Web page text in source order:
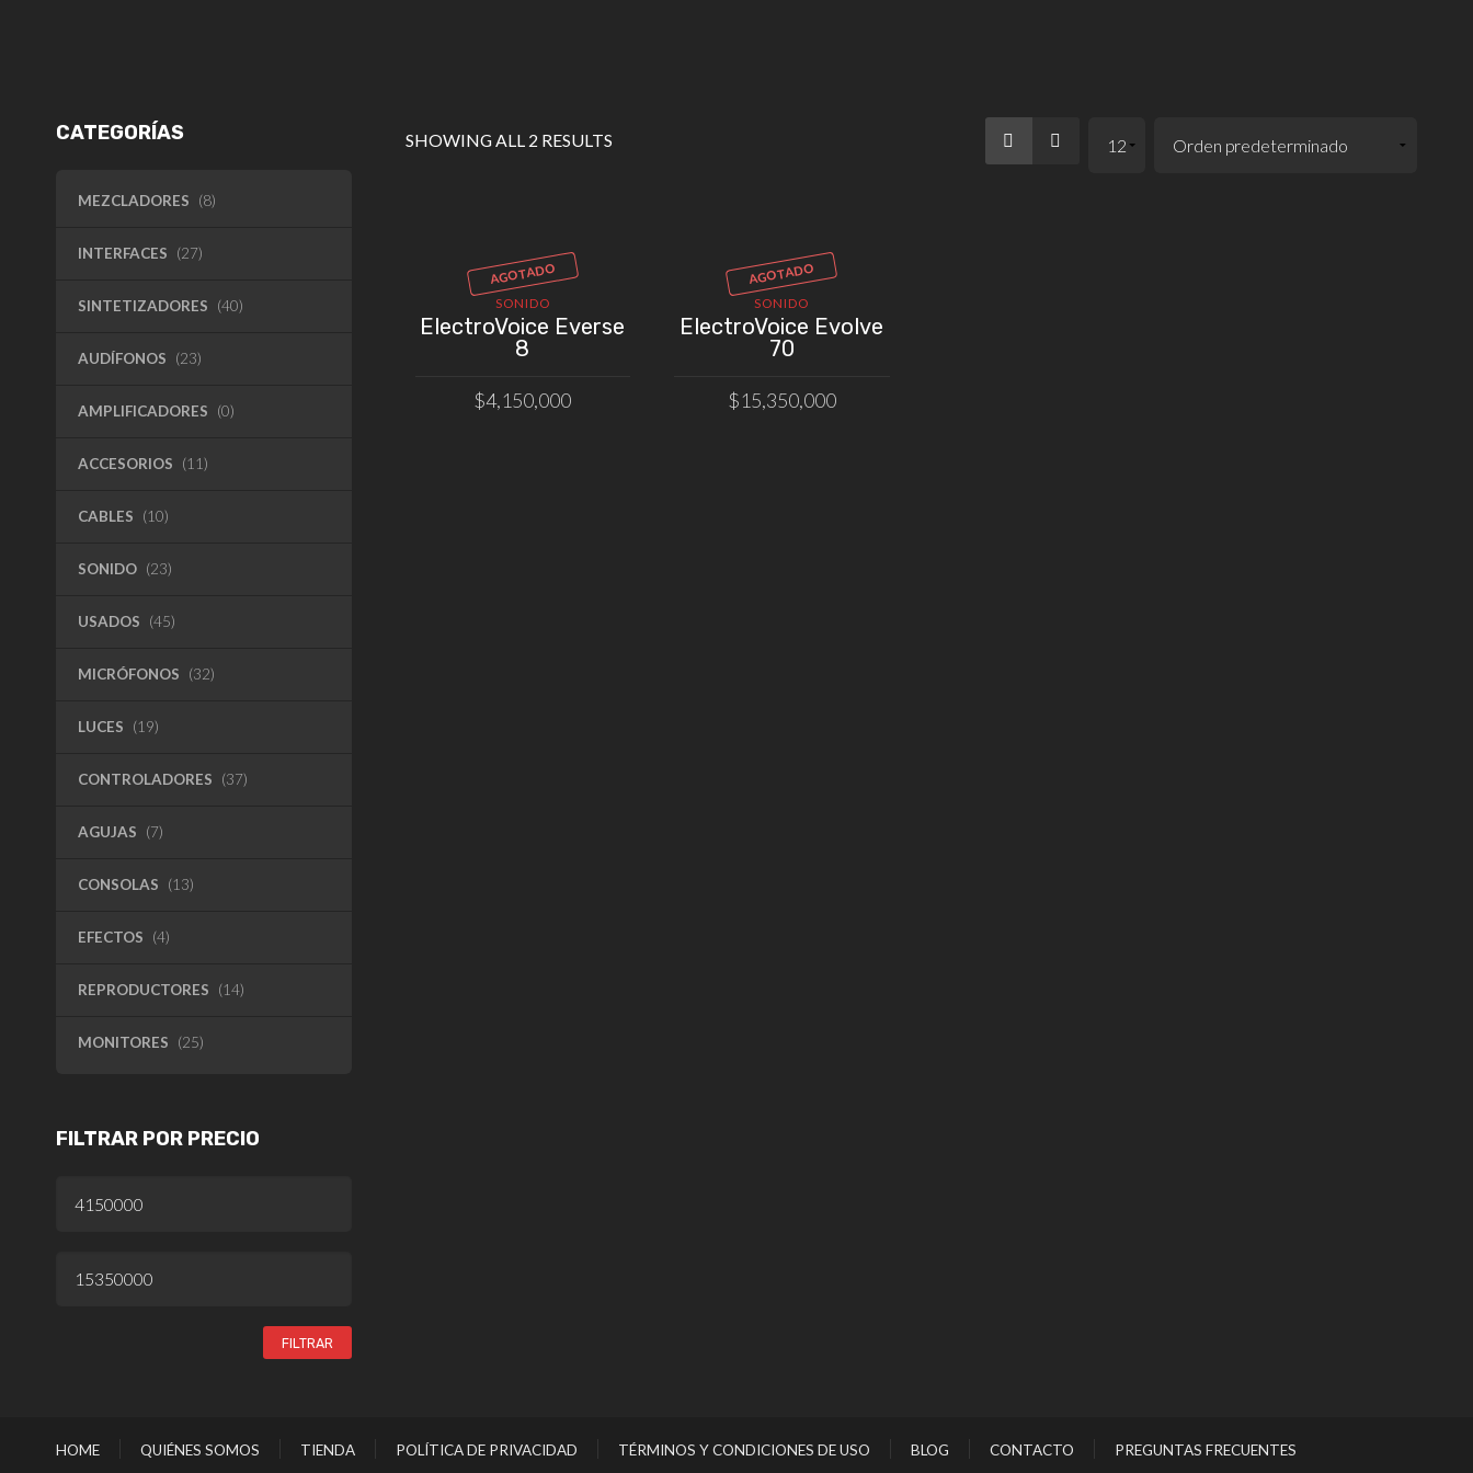
CATEGORÍAS
MEZCLADORES (8)
INTERFACES (27)
SINTETIZADORES (40)
AUDÍFONOS (23)
AMPLIFICADORES (0)
ACCESORIOS (11)
CABLES (10)
SONIDO (23)
USADOS (45)
MICRÓFONOS (32)
LUCES (19)
CONTROLADORES (37)
AGUJAS (7)
CONSOLAS (13)
EFECTOS (4)
REPRODUCTORES (14)
MONITORES (25)
FILTRAR POR PRECIO
MÍNIMO
MÁXIMO
FILTRAR
SHOWING ALL 2 RESULTS
AGOTADO
SONIDO
ElectroVoice Everse
8
$4,150,000
AGOTADO
SONIDO
ElectroVoice Evolve
70
$15,350,000
HOME QUIÉNES SOMOS TIENDA POLÍTICA DE PRIVACIDAD TÉRMINOS Y CONDICIONES DE USO BLOG CONTACTO PREGUNTAS FRECUENTES